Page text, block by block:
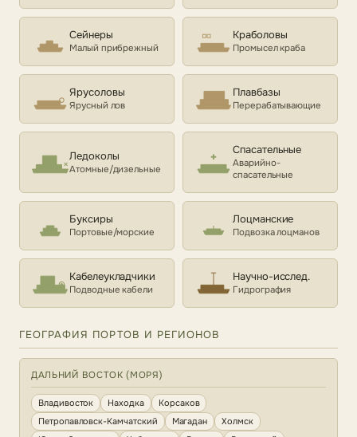
Сейнеры
Малый прибрежный
Краболовы
Промысел краба
Ярусоловы
Ярусный лов
Плавбазы
Перерабатывающие
Ледоколы
Атомные/дизельные
Спасательные
Аварийно-
спасательные
Буксиры
Портовые/морские
Лоцманские
Подвозка лоцманов
Кабелеукладчики
Подводные кабели
Научно-исслед.
Гидрография
ГЕОГРАФИЯ ПОРТОВ И РЕГИОНОВ
ДАЛЬНИЙ ВОСТОК (МОРЯ)
Владивосток Находка
Корсаков
Петропавловск-Камчатский
Магадан
Холмск